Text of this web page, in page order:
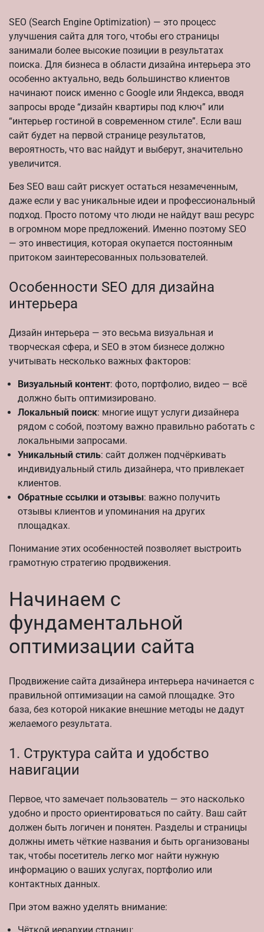
SEO (Search Engine Optimization) — это процесс
улучшения сайта для того, чтобы его страницы
занимали более высокие позиции в результатах
поиска. Для бизнеса в области дизайна интерьера это
особенно актуально, ведь большинство клиентов
начинают поиск именно с Google или Яндекса, вводя
запросы вроде “дизайн квартиры под ключ” или
“интерьер гостиной в современном стиле”. Если ваш
сайт будет на первой странице результатов,
вероятность, что вас найдут и выберут, значительно
увеличится.
Без SEO ваш сайт рискует остаться незамеченным,
даже если у вас уникальные идеи и профессиональный
подход. Просто потому что люди не найдут ваш ресурс
в огромном море предложений. Именно поэтому SEO
— это инвестиция, которая окупается постоянным
притоком заинтересованных пользователей.
Особенности SEO для дизайна
интерьера
Дизайн интерьера — это весьма визуальная и
творческая сфера, и SEO в этом бизнесе должно
учитывать несколько важных факторов:
Визуальный контент: фото, портфолио, видео — всё
должно быть оптимизировано.
Локальный поиск: многие ищут услуги дизайнера
рядом с собой, поэтому важно правильно работать с
локальными запросами.
Уникальный стиль: сайт должен подчёркивать
индивидуальный стиль дизайнера, что привлекает
клиентов.
Обратные ссылки и отзывы: важно получить
отзывы клиентов и упоминания на других
площадках.
Понимание этих особенностей позволяет выстроить
грамотную стратегию продвижения.
Начинаем с
фундаментальной
оптимизации сайта
Продвижение сайта дизайнера интерьера начинается с
правильной оптимизации на самой площадке. Это
база, без которой никакие внешние методы не дадут
желаемого результата.
1. Структура сайта и удобство
навигации
Первое, что замечает пользователь — это насколько
удобно и просто ориентироваться по сайту. Ваш сайт
должен быть логичен и понятен. Разделы и страницы
должны иметь чёткие названия и быть организованы
так, чтобы посетитель легко мог найти нужную
информацию о ваших услугах, портфолио или
контактных данных.
При этом важно уделять внимание: